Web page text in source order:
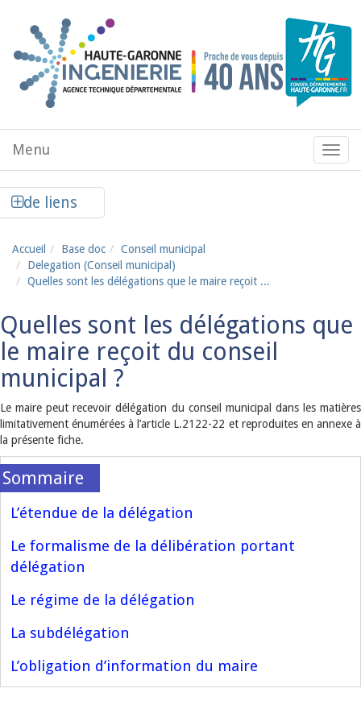
Menu
de
Menu
de liens
Accueil Base doc
Conseil municipal
Delegation (Conseil municipal)
Quelles sont les délégations que le maire reçoit ...
Quelles sont les délégations que
le maire reçoit du conseil
municipal ?
Le maire peut recevoir délégation du conseil municipal dans les matières
limitativement énumérées à l’article L.2122-22 et reproduites en annexe à
la présente fiche.
L’étendue de la délégation
Le formalisme de la délibération portant
délégation
Le régime de la délégation
La subdélégation
L’obligation d’information du maire